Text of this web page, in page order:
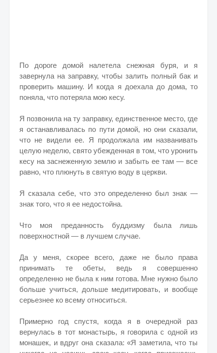
По дороге домой налетела снежная буря, и я
завернула на заправку, чтобы залить полный бак и
проверить машину. И когда я доехала до дома, то
поняла, что потеряла мою кесу.
Я позвонила на ту заправку, единственное место, где
я останавливалась по пути домой, но они сказали,
что не видели ее. Я продолжала им названивать
целую неделю, свято убежденная в том, что уронить
кесу на заснеженную землю и забыть ее там — все
равно, что плюнуть в святую воду в церкви.
Я сказала себе, что это определенно был знак —
знак того, что я ее недостойна.
Что моя преданность буддизму была лишь
поверхностной — в лучшем случае.
Да у меня, скорее всего, даже не было права
принимать те обеты, ведь я совершенно
определенно не была к ним готова. Мне нужно было
больше учиться, дольше медитировать, и вообще
серьезнее ко всему относиться.
Примерно год спустя, когда я в очередной раз
вернулась в тот монастырь, я говорила с одной из
монашек, и вдруг она сказала: «Я заметила, что ты